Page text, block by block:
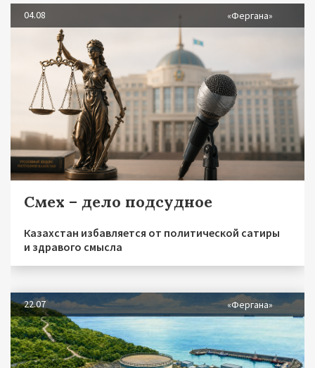
04.08 «Фергана»
Смех – дело подсудное
Казахстан избавляется от политической сатиры
и здравого смысла
22.07 «Фергана»